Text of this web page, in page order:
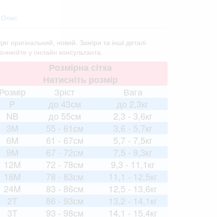
Опис
оригінальний, новий. Заміри та інші деталі
у онлайн консультанта.
Розмірна сітка
Натисніть розмір
Зріст
Вага
P
до 43см
до 2,3кг
NB
до 55см
2,3 - 3,6кг
3M
55 - 61см
3,6 - 5,7кг
6M
61 - 67см
5,7 - 7,5кг
9M
67 - 72см
7,5 - 9,3кг
12M
72 - 78см
9,3 - 11,1кг
18M
78 - 83см
11,1 - 12,5кг
24M
83 - 86см
12,5 - 13,6кг
2T
86 - 93см
13,2 - 14,1кг
3T
93 - 98см 14,1 - 15,4кг